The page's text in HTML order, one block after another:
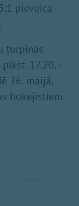
pieveica
turpinās
17.20, -
26. maijā,
hokejistiem.